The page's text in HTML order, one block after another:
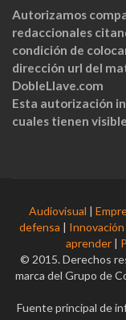
Autorizamos
redaccionales
condición de
dirección url del
DobleLlave.com
Esta autorización
cuales tienen
Audiovisual |
defensa | Innovación
aprender |
© 2015. Derechos
marca del Grupo de
Fuente principal de